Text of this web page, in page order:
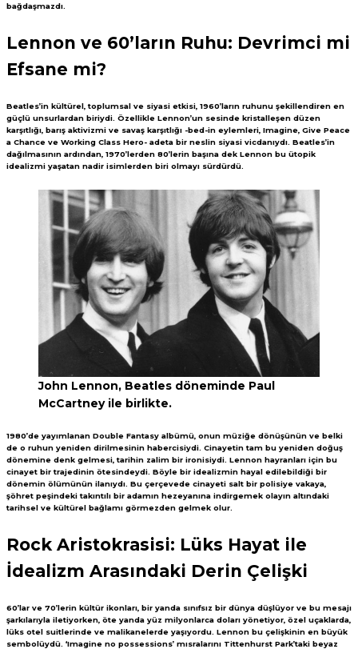
bağdaşmazdı.
Lennon ve 60’ların Ruhu: Devrimci mi
Efsane mi?
Beatles’in kültürel, toplumsal ve siyasi etkisi, 1960’ların ruhunu şekillendiren en
güçlü unsurlardan biriydi. Özellikle Lennon’un sesinde kristalleşen düzen
karşıtlığı, barış aktivizmi ve savaş karşıtlığı -bed-in eylemleri, Imagine, Give Peace
a Chance ve Working Class Hero- adeta bir neslin siyasi vicdanıydı. Beatles’in
dağılmasının ardından, 1970’lerden 80’lerin başına dek Lennon bu ütopik
idealizmi yaşatan nadir isimlerden biri olmayı sürdürdü.
John Lennon, Beatles döneminde Paul
McCartney ile birlikte.
1980’de yayımlanan Double Fantasy albümü, onun müziğe dönüşünün ve belki
de o ruhun yeniden dirilmesinin habercisiydi. Cinayetin tam bu yeniden doğuş
dönemine denk gelmesi, tarihin zalim bir ironisiydi. Lennon hayranları için bu
cinayet bir trajedinin ötesindeydi. Böyle bir idealizmin hayal edilebildiği bir
dönemin ölümünün ilanıydı. Bu çerçevede cinayeti salt bir polisiye vakaya,
şöhret peşindeki takıntılı bir adamın hezeyanına indirgemek olayın altındaki
tarihsel ve kültürel bağlamı görmezden gelmek olur.
Rock Aristokrasisi: Lüks Hayat ile
İdealizm Arasındaki Derin Çelişki
60’lar ve 70’lerin kültür ikonları, bir yanda sınıfsız bir dünya düşlüyor ve bu mesajı
şarkılarıyla iletiyorken, öte yanda yüz milyonlarca doları yönetiyor, özel uçaklarda,
lüks otel suitlerinde ve malikanelerde yaşıyordu. Lennon bu çelişkinin en büyük
sembolüydü. ‘Imagine no possessions’ mısralarını Tittenhurst Park’taki beyaz